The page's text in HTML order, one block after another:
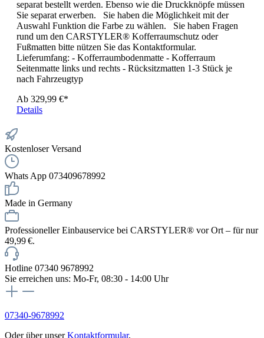
separat bestellt werden. Ebenso wie die Druckknöpfe müssen
Sie separat erwerben. Sie haben die Möglichkeit mit der
Auswahl Funktion die Farbe zu wählen. Sie haben Fragen
rund um den CARSTYLER® Kofferraumschutz oder
Fußmatten bitte nützen Sie das Kontaktformular.
Lieferumfang: - Kofferraumbodenmatte - Kofferraum
Seitenmatte links und rechts - Rücksitzmatten 1-3 Stück je
nach Fahrzeugtyp
Ab 329,99 €*
Details
Kostenloser Versand
Whats App 073409678992
Made in Germany
Professioneller Einbauservice bei CARSTYLER® vor Ort – für nur
49,99 €.
Hotline 07340 9678992
Sie erreichen uns: Mo-Fr, 08:30 - 14:00 Uhr
07340-9678992
Oder über unserKontaktformular.